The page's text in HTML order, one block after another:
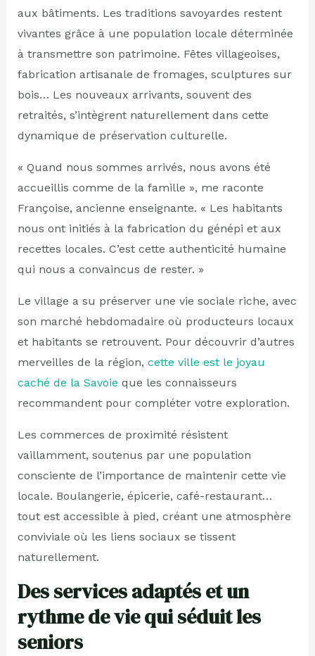
aux bâtiments. Les traditions savoyardes restent
vivantes grâce à une population locale déterminée
à transmettre son patrimoine. Fêtes villageoises,
fabrication artisanale de fromages, sculptures sur
bois… Les nouveaux arrivants, souvent des
retraités, s’intègrent naturellement dans cette
dynamique de préservation culturelle.
« Quand nous sommes arrivés, nous avons été
accueillis comme de la famille », me raconte
Françoise, ancienne enseignante. « Les habitants
nous ont initiés à la fabrication du génépi et aux
recettes locales. C’est cette authenticité humaine
qui nous a convaincus de rester. »
Le village a su préserver une vie sociale riche, avec
son marché hebdomadaire où producteurs locaux
et habitants se retrouvent. Pour découvrir d’autres
merveilles de la région, cette ville est le joyau
caché de la Savoie que les connaisseurs
recommandent pour compléter votre exploration.
Les commerces de proximité résistent
vaillamment, soutenus par une population
consciente de l’importance de maintenir cette vie
locale. Boulangerie, épicerie, café-restaurant…
tout est accessible à pied, créant une atmosphère
conviviale où les liens sociaux se tissent
naturellement.
Des services adaptés et un
rythme de vie qui séduit les
seniors